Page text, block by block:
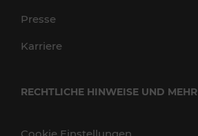
Presse
Karriere
RECHTLICHE HINWEISE UND MEHR